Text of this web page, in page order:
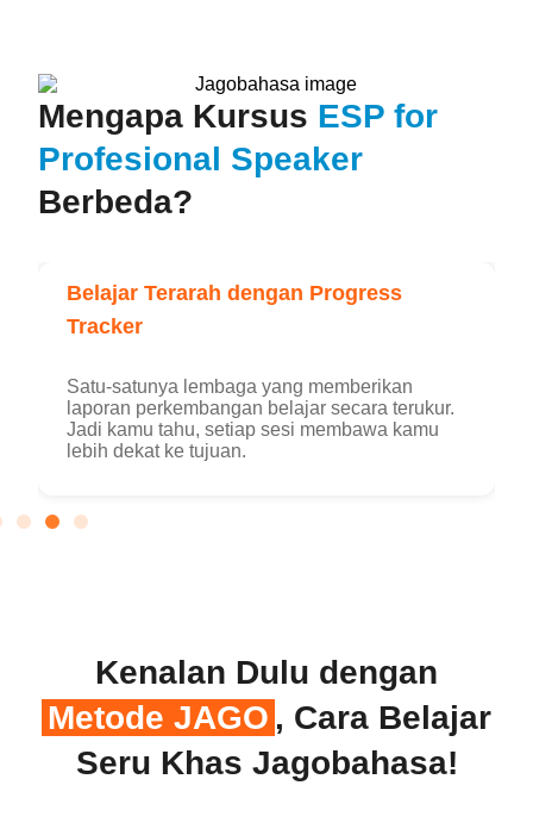
Mengapa Kursus ESP for
Profesional Speaker
Berbeda?
Belajar Terarah dengan Progress
Tracker
Satu-satunya lembaga yang memberikan
laporan perkembangan belajar secara terukur.
Jadi kamu tahu, setiap sesi membawa kamu
lebih dekat ke tujuan.
Kenalan Dulu dengan
Metode JAGO , Cara Belajar
Seru Khas Jagobahasa!